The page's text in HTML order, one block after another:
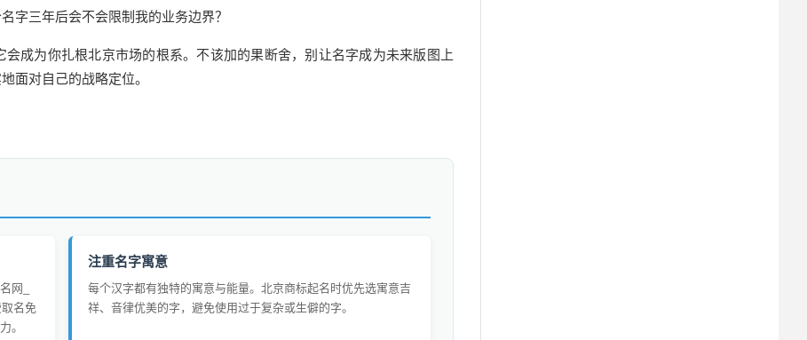
字三年后会不会限制我的业务边界？
成为你扎根北京市场的根系。不该加的果断舍，别让名字成为未来版图上
面对自己的战略定位。
网_
名免
。
注重名字寓意
每个汉字都有独特的寓意与能量。北京商标起名时优先选寓意吉
祥、音律优美的字，避免使用过于复杂或生僻的字。